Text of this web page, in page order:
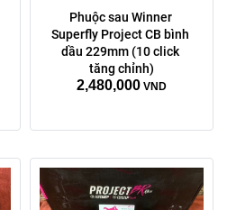
Phuộc sau Winner
Superfly Project CB bình
dầu 229mm (10 click
tăng chỉnh)
2,480,000 VND